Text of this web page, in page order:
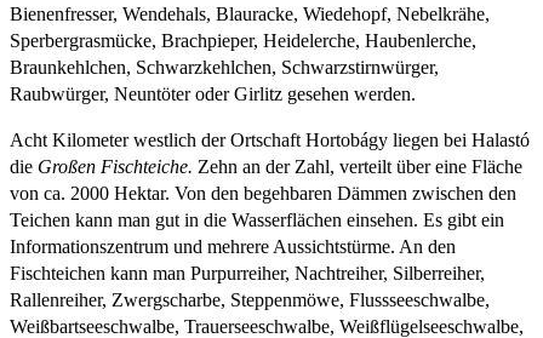
Bienenfresser, Wendehals, Blauracke, Wiedehopf, Nebelkrähe,
Sperbergrasmücke, Brachpieper, Heidelerche, Haubenlerche,
Braunkehlchen, Schwarzkehlchen, Schwarzstirnwürger,
Raubwürger, Neuntöter oder Girlitz gesehen werden.
Acht Kilometer westlich der Ortschaft Hortobágy liegen bei Halastó
die Großen Fischteiche. Zehn an der Zahl, verteilt über eine Fläche
von ca. 2000 Hektar. Von den begehbaren Dämmen zwischen den
Teichen kann man gut in die Wasserflächen einsehen. Es gibt ein
Informationszentrum und mehrere Aussichtstürme. An den
Fischteichen kann man Purpurreiher, Nachtreiher, Silberreiher,
Rallenreiher, Zwergscharbe, Steppenmöwe, Flussseeschwalbe,
Weißbartseeschwalbe, Trauerseeschwalbe, Weißflügelseeschwalbe,